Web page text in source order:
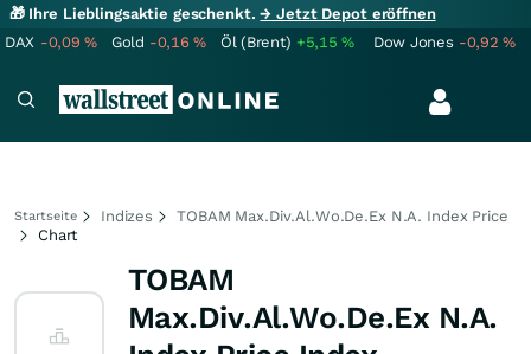
🎁 Ihre Lieblingsaktie geschenkt.→ Jetzt Depot eröffnen
DAX -0,09% Gold -0,16% Öl (Brent) +5,15% Dow Jones -0,92%
Startseite Indizes
TOBAM Max.Div.Al.Wo.De.Ex N.A. Index Price
Chart
TOBAM
Max.Div.Al.Wo.De.Ex N.A.